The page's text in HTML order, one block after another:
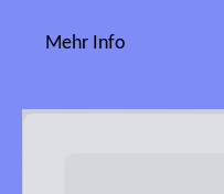
Mehr Info